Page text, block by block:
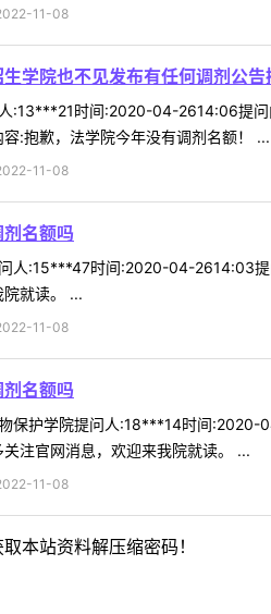
11-08
学院也不见发布有任何调剂公告
:13***21时间:2020-04-2614:06提问
:抱歉，法学院今年没有调剂名额！ ...
11-08
名额吗
人:15***47时间:2020-04-2614:03
就读。 ...
11-08
名额吗
保护学院提问人:18***14时间
注官网消息，欢迎来我院就读。 ...
11-08
本站资料解压缩密码！